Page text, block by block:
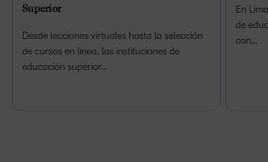
Superior
Desde lecciones virtuales hasta la selección
de cursos en línea, las instituciones de
educación superior…
En
de
con…